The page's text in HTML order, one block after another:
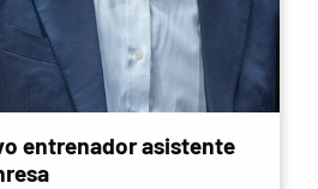
entrenador asistente